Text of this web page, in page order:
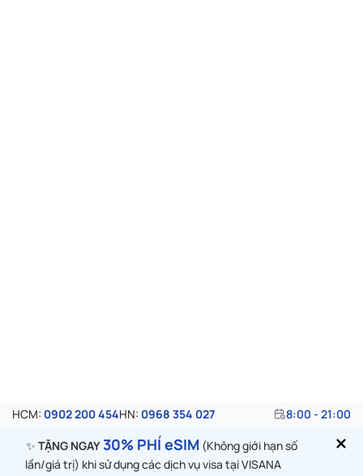
Hiện nay có 3 trường hợp mà bạn đối với công dân
sau: